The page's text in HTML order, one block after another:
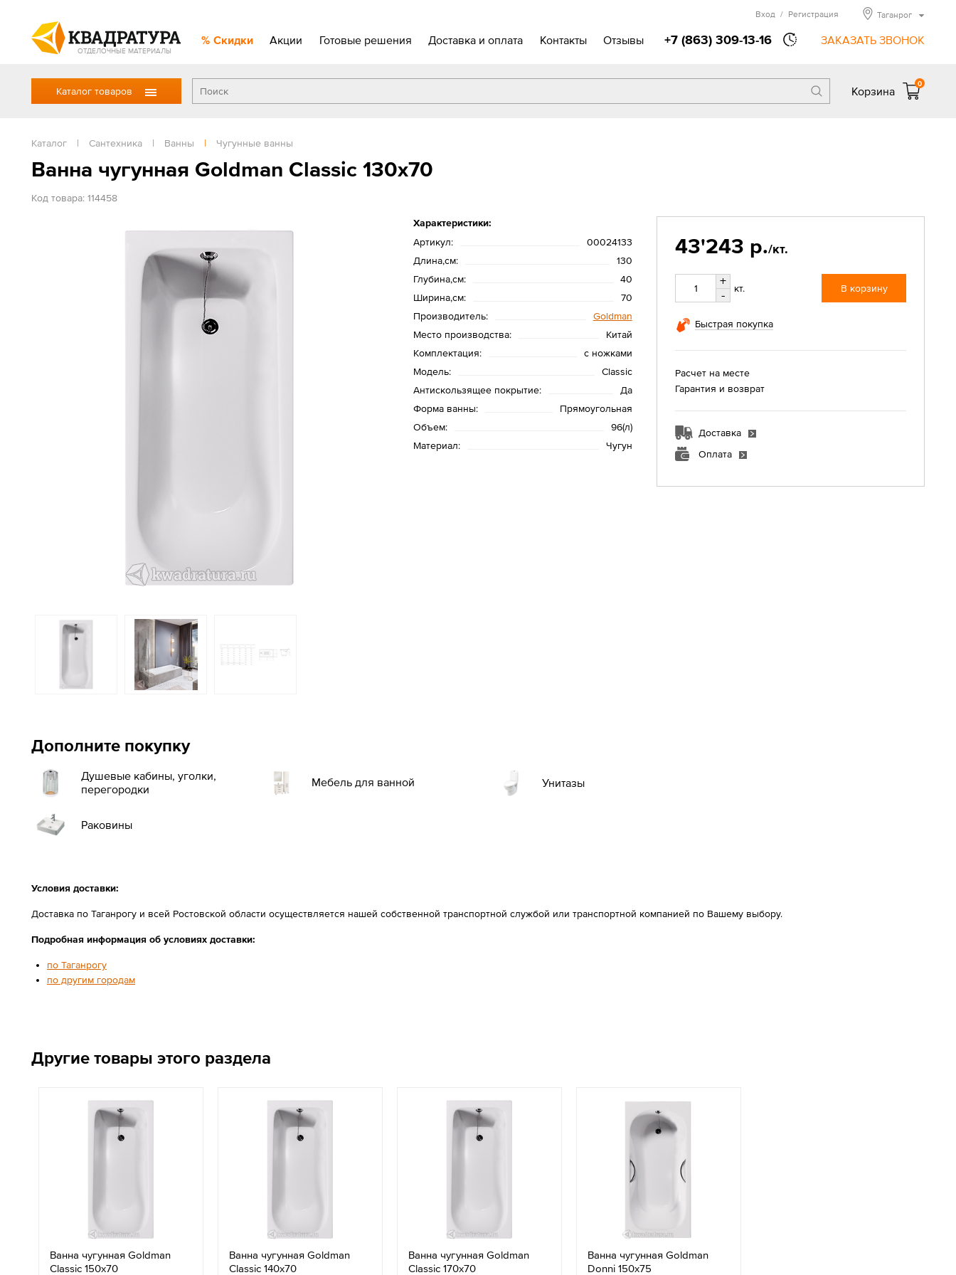
ОТДЕЛОЧНЫЕ МАТЕРИАЛЫ
Скидки Акции Готовые решения Доставка и оплата Контакты Отзывы +7 (863) 309-13-16 ЗАКАЗАТЬ ЗВОНОК
Вход / Регистрация Таганрог
Каталог товаров Корзина
0
Каталог | Сантехника | Ванны | Чугунные ванны
Ванна чугунная Goldman Classic 130х70
Код товара: 114458
Характеристики:
Артикул:
00024133
Длина,см:
130
Глубина,см:
40
Ширина,см:
70
Производитель:
Goldman
Место производства:
Китай
Комплектация:
с ножками
Модель:
Classic
Антискользящее покрытие:
Да
Форма ванны:
Прямоугольная
Объем:
96(л)
Материал:
Чугун
43'243 р./кт.
+
-
кт. В корзину
Быстрая покупка
Расчет на месте
Гарантия и возврат
Доставка
Оплата
Дополните покупку
Душевые кабины, уголки,
перегородки
Мебель для ванной Унитазы
Раковины
Условия доставки:
Доставка по Таганрогу и всей Ростовской области осуществляется нашей собственной транспортной службой или транспортной компанией по Вашему выбору.
Подробная информация об условиях доставки:
по Таганрогу
по другим городам
Другие товары этого раздела
Ванна чугунная Goldman
Classic 150х70
Ванна чугунная Goldman
Classic 140х70
Ванна чугунная Goldman
Classic 170х70
Ванна чугунная Goldman
Donni 150х75